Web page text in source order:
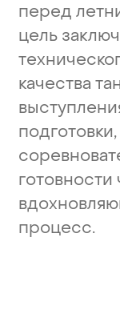
перед
цель
качества
подготовки,
готовности
процесс.